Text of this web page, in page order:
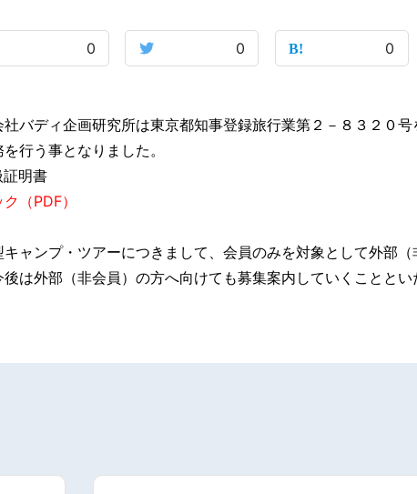
0 0 0
バディ企画研究所は東京都知事登録旅行業第２－８３２０号
行う事となりました。
明書
（PDF）
キャンプ・ツアーにつきまして、会員のみを対象として外部
は外部（非会員）の方へ向けても募集案内していくこととい